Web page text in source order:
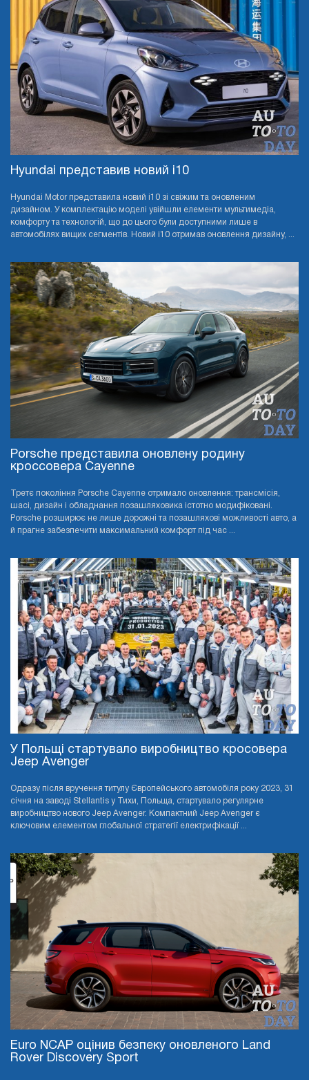
Hyundai представив новий i10
Hyundai Motor представила новий i10 зі свіжим та оновленим
дизайном. У комплектацію моделі увійшли елементи мультимедіа,
комфорту та технологій, що до цього були доступними лише в
автомобілях вищих сегментів. Новий i10 отримав оновлення дизайну, ...
Porsche представила оновлену родину
кроссовера Cayenne
Третє покоління Porsche Cayenne отримало оновлення: трансмісія,
шасі, дизайн і обладнання позашляховика істотно модифіковані.
Porsche розширює не лише дорожні та позашляхові можливості авто, а
й прагне забезпечити максимальний комфорт під час ...
У Польщі стартувало виробництво кросовера
Jeep Avenger
Одразу після вручення титулу Європейського автомобіля року 2023, 31
січня на заводі Stellantis у Тихи, Польща, стартувало регулярне
виробництво нового Jeep Avenger. Компактний Jeep Avenger є
ключовим елементом глобальної стратегії електрифікації ...
Euro NCAP оцінив безпеку оновленого Land
Rover Discovery Sport